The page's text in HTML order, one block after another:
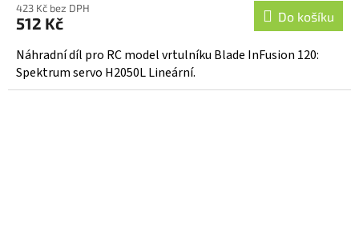
423 Kč bez DPH
512 Kč Do košíku
Náhradní díl pro RC model vrtulníku Blade InFusion 120:
Spektrum servo H2050L Lineární.